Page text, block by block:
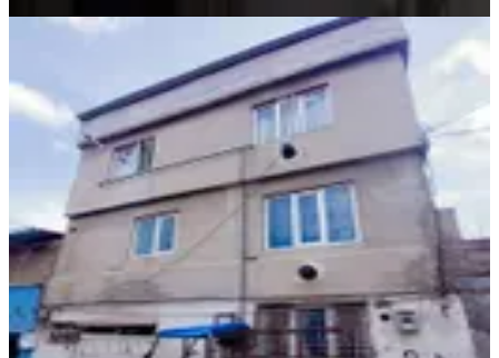
BALKONLU
Serintepe Caminin Yanında 3 Katlı
Satılık Müstakil Ev
Onikişubat, Serintepe Mahallesi
2+1
100 m²·19.04.2026
3.250.000 ₺3.500.000 ₺
GÜMÜŞ GAYRİMENKULNİYAZİ KILIÇSALLAYAN
Ara